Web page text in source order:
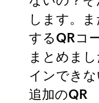
します。
するQRコ
まとめま
インでき
追加のQR